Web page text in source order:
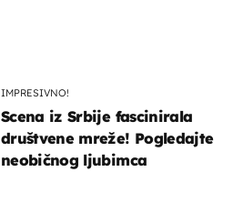
IMPRESIVNO!
Scena iz Srbije fascinirala
društvene mreže! Pogledajte
neobičnog ljubimca